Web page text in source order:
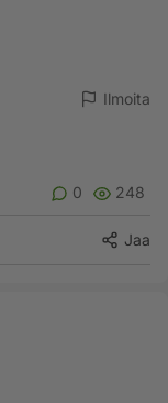
Ilmoita
0 248
Jaa